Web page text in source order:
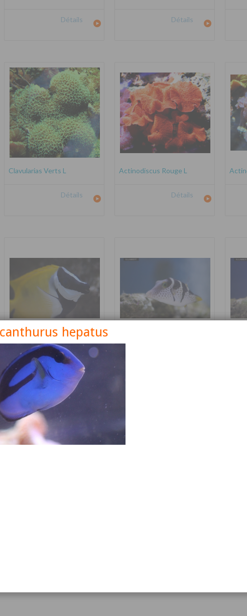
Détails Détails
Clavularias Verts L
Détails
Actinodiscus Rouge L
Détails
Siganus vulpinus
Détails
Canthigaster valentini
hepatus